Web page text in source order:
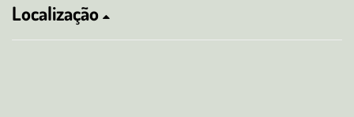
Localização